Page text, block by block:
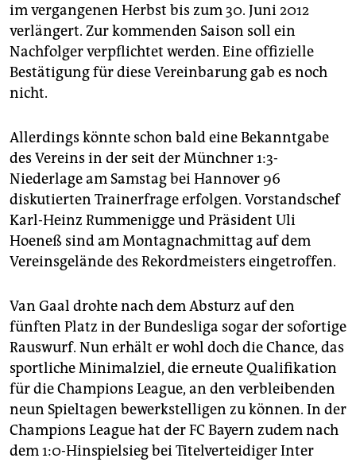
im vergangenen Herbst bis zum 30. Juni 2012
verlängert. Zur kommenden Saison soll ein
Nachfolger verpflichtet werden. Eine offizielle
Bestätigung für diese Vereinbarung gab es noch
nicht.
Allerdings könnte schon bald eine Bekanntgabe
des Vereins in der seit der Münchner 1:3-
Niederlage am Samstag bei Hannover 96
diskutierten Trainerfrage erfolgen. Vorstandschef
Karl-Heinz Rummenigge und Präsident Uli
Hoeneß sind am Montagnachmittag auf dem
Vereinsgelände des Rekordmeisters eingetroffen.
Van Gaal drohte nach dem Absturz auf den
fünften Platz in der Bundesliga sogar der sofortige
Rauswurf. Nun erhält er wohl doch die Chance, das
sportliche Minimalziel, die erneute Qualifikation
für die Champions League, an den verbleibenden
neun Spieltagen bewerkstelligen zu können. In der
Champions League hat der FC Bayern zudem nach
dem 1:0-Hinspielsieg bei Titelverteidiger Inter